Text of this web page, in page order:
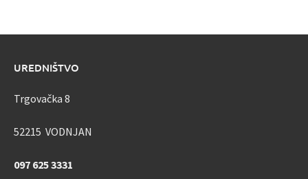
UREDNIŠTVO
Trgovačka 8
52215 VODNJAN
097 625 3331